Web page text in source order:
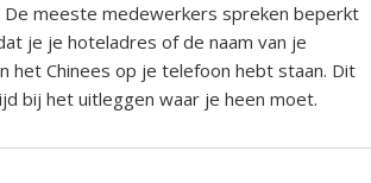
De meeste medewerkers spreken beperkt
je je hoteladres of de naam van je
het Chinees op je telefoon hebt staan. Dit
bij het uitleggen waar je heen moet.